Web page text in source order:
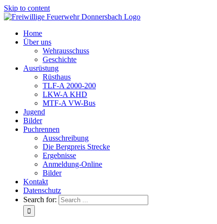
Skip to content
Home
Über uns
Wehrausschuss
Geschichte
Ausrüstung
Rüsthaus
TLF-A 2000-200
LKW-A KHD
MTF-A VW-Bus
Jugend
Bilder
Puchrennen
Ausschreibung
Die Bergpreis Strecke
Ergebnisse
Anmeldung-Online
Bilder
Kontakt
Datenschutz
Search for: